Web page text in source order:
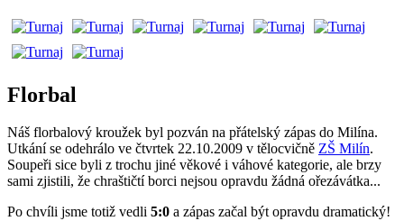
Florbal
Náš florbalový kroužek byl pozván na přátelský zápas do Milína.
Utkání se odehrálo ve čtvrtek 22.10.2009 v tělocvičně ZŠ Milín.
Soupeři sice byli z trochu jiné věkové i váhové kategorie, ale brzy
sami zjistili, že chraštičtí borci nejsou opravdu žádná ořezávátka...
Po chvíli jsme totiž vedli 5:0 a zápas začal být opravdu dramatický!